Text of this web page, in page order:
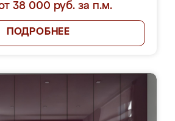
38 000 руб. за п.м.
ПОДРОБНЕЕ